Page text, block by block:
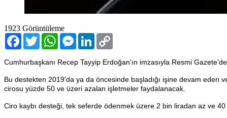
1923 Görüntüleme
Facebook
TwitterWhatsAppMessenger
LinkedIn
Cumhurbaşkanı Recep Tayyip Erdoğan'ın imzasıyla Resmi
Bu destekten 2019'da ya da öncesinde başladığı işine devam
cirosu yüzde 50 ve üzeri azalan işletmeler faydalanacak.
Ciro kaybı desteği, tek seferde ödenmek üzere 2 bin liradan az ve